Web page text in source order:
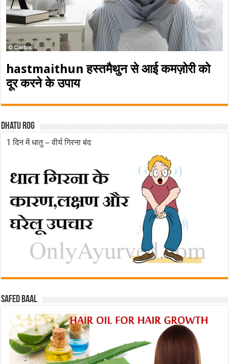
hastmaithun हस्तमैथुन से आई कमज़ोरी को
दूर करने के उपाय
Dhatu rog
1 दिन में धातु – वीर्य गिरना बंद
Safed baal